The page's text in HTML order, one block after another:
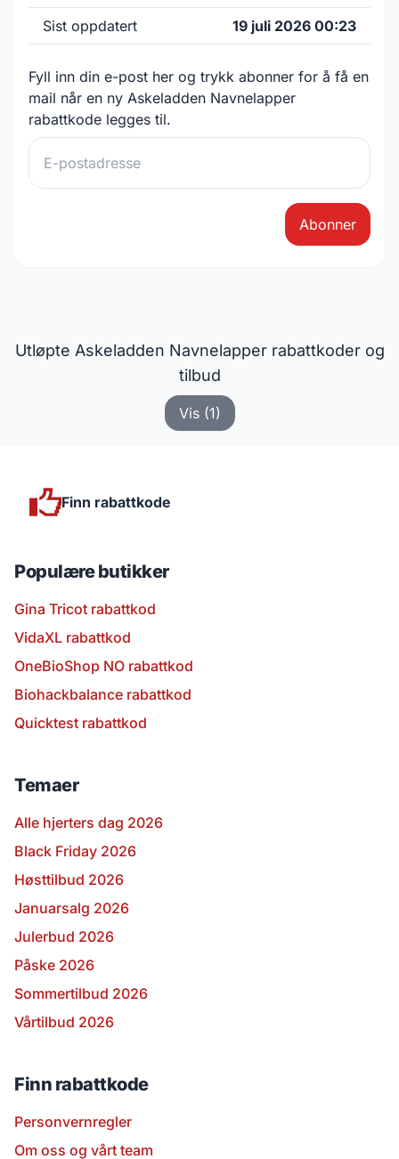
Sist oppdatert 19 juli 2026 00:23
Fyll inn din e-post her og trykk abonner for å få en
mail når en ny Askeladden Navnelapper
rabattkode legges til.
Abonner
Utløpte Askeladden Navnelapper rabattkoder og
tilbud
Vis (1)
Finn rabattkode
Populære butikker
Gina Tricot rabattkod
VidaXL rabattkod
OneBioShop NO rabattkod
Biohackbalance rabattkod
Quicktest rabattkod
Temaer
Alle hjerters dag 2026
Black Friday 2026
Høsttilbud 2026
Januarsalg 2026
Julerbud 2026
Påske 2026
Sommertilbud 2026
Vårtilbud 2026
Finn rabattkode
Personvernregler
Om oss og vårt team